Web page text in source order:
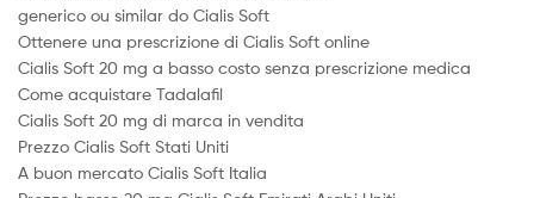
generico ou similar do Cialis Soft
Ottenere una prescrizione di Cialis Soft online
Cialis Soft 20 mg a basso costo senza prescrizione medica
Come acquistare Tadalafil
Cialis Soft 20 mg di marca in vendita
Prezzo Cialis Soft Stati Uniti
A buon mercato Cialis Soft Italia